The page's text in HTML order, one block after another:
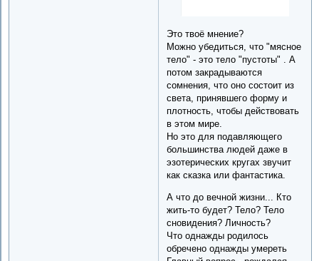
Это твоё мнение?
Можно убедиться, что "мясное
тело" - это тело "пустоты" . А
потом закрадываются
сомнения, что оно состоит из
света, принявшего форму и
плотность, чтобы действовать
в этом мире.
Но это для подавляющего
большинства людей даже в
эзотерических кругах звучит
как сказка или фантастика.
А что до вечной жизни... Кто
жить-то будет? Тело? Тело
сновидения? Личность?
Что однажды родилось
обречено однажды умереть